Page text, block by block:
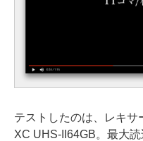
テストしたのは、レキ
XC UHS-II64GB。最大